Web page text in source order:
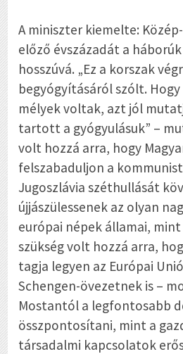
A miniszter kiemelte:
előző évszázadát a
hosszúvá. „Ez a korszak
begyógyításáról szólt.
mélyek voltak, azt jól
tartott a gyógyulásuk” –
volt hozzá arra, hogy
felszabaduljon a
Jugoszlávia széthullását
újjászülessenek az olyan
európai népek államai, mint
szükség volt hozzá arra,
tagja legyen az Európai
Schengen-övezetnek is –
Mostantól a legfontosabb
összpontosítani, mint a
társadalmi kapcsolatok